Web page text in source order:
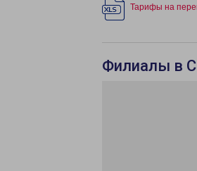
Тарифы на
Филиалы в